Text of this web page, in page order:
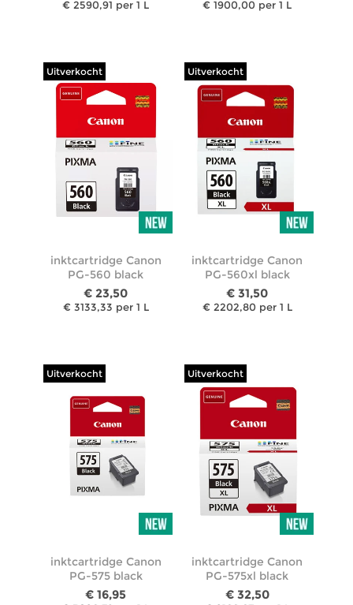
€ 2590,91 per 1 L € 1900,00 per 1 L
Uitverkocht
inktcartridge Canon
PG-560 black
€ 23,50
€ 3133,33 per 1 L
Uitverkocht
inktcartridge Canon
PG-560xl black
€ 31,50
€ 2202,80 per 1 L
Uitverkocht
inktcartridge Canon
PG-575 black
€ 16,95
Uitverkocht
inktcartridge Canon
PG-575xl black
€ 32,50